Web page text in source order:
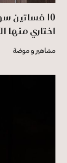
10 فساتين
اختاري منها
مشاهير و موضة